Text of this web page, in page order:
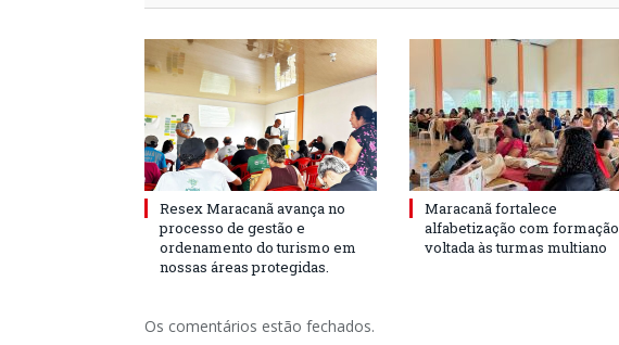
Resex Maracanã avança no
processo de gestão e
ordenamento do turismo em
nossas áreas protegidas.
Maracanã fortalece
alfabetização com formação
voltada às turmas multiano
Os comentários estão fechados.